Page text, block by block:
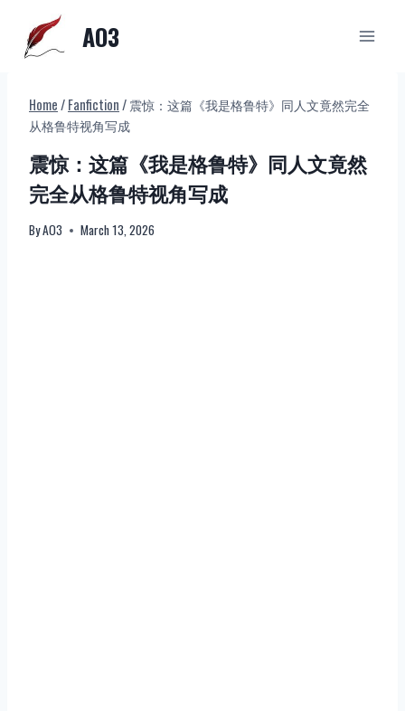
content
AO3
Home/Fanfiction/震惊：这篇《我是格鲁特》同人文竟然完全
从格鲁特视角写成
震惊：这篇《我是格鲁特》同人文竟然
完全从格鲁特视角写成
ByAO3 March 13, 2026